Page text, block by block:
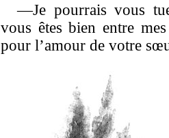
—Je pourrais vous
vous êtes bien entre
pour l’amour de votre